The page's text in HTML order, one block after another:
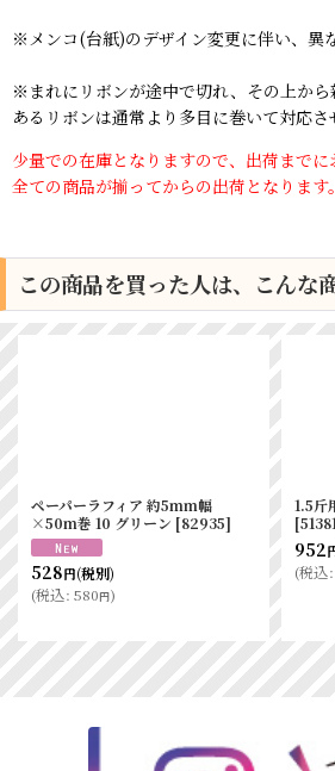
※メンコ(台紙)のデザイン変更に伴い、異
※まれにリボンが途中で切れ、その上か
あるリボンは通常より多目に巻いて対応
少量での在庫となりますので、出荷までに
全ての商品が揃ってからの出荷となりま
この商品を買った人は、こんな
ペーパーラフィア 約5mm幅
×50m巻 10 グリーン [82935]
528円(税別)
(税込: 580円)
1.5
[51381
952
(税込: